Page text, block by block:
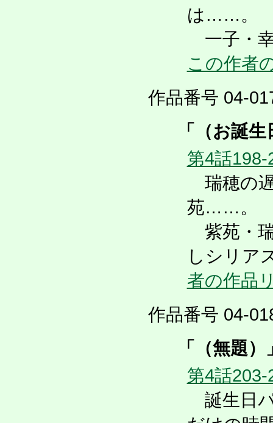
は……。
一子・
この作者
作品番号 04-
「（お誕
第4話198-
瑞穂の
苑……。
紫苑・
しシリア
者の作品
作品番号 04-
「（無題）
第4話203-
誕生日